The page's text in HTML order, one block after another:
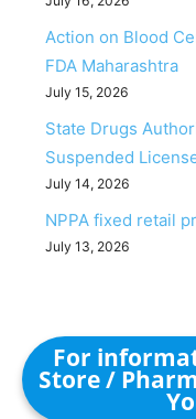
Action on Blood
FDA Maharashtra
July 15, 2026
State Drugs
Suspended
July 14, 2026
NPPA fixed retail
July 13, 2026
For
Store /